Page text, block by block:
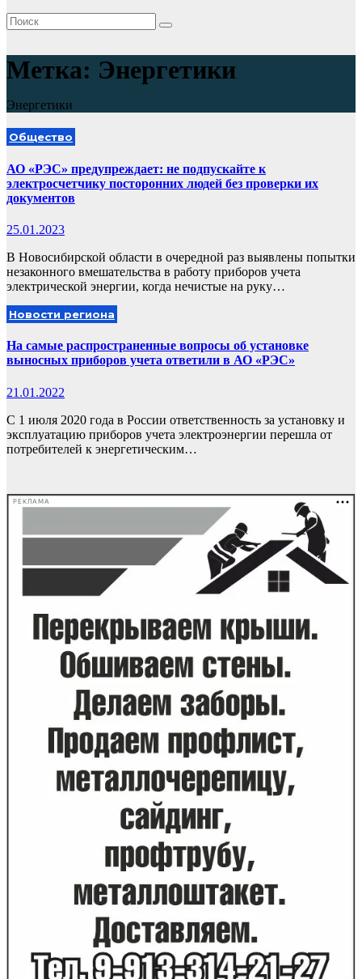
Метка: Энергетики
Энергетики
Общество
АО «РЭС» предупреждает: не подпускайте к
электросчетчику посторонних людей без проверки их
документов
25.01.2023
В Новосибирской области в очередной раз выявлены попытки
незаконного вмешательства в работу приборов учета
электрической энергии, когда нечистые на руку…
Новости региона
На самые распространенные вопросы об установке
выносных приборов учета ответили в АО «РЭС»
21.01.2022
С 1 июля 2020 года в России ответственность за установку и
эксплуатацию приборов учета электроэнергии перешла от
потребителей к энергетическим…
РЕКЛАМА